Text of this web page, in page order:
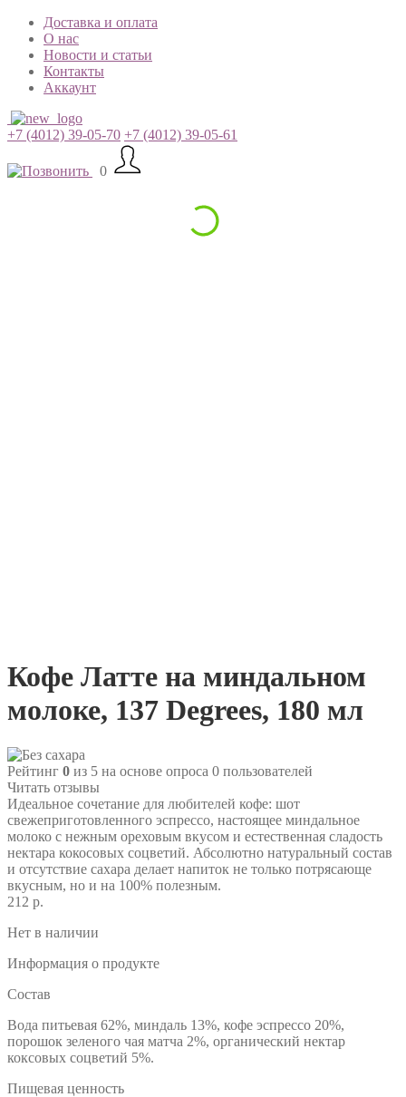
Доставка и оплата
О нас
Новости и статьи
Контакты
Аккаунт
+7 (4012) 39-05-70 +7 (4012) 39-05-61
0
Кофе Латте на миндальном
молоке, 137 Degrees, 180 мл
Рейтинг 0 из 5 на основе опроса 0 пользователей
Читать отзывы
Идеальное сочетание для любителей кофе: шот
свежеприготовленного эспрессо, настоящее миндальное
молоко с нежным ореховым вкусом и естественная сладость
нектара кокосовых соцветий. Абсолютно натуральный состав
и отсутствие сахара делает напиток не только потрясающе
вкусным, но и на 100% полезным.
212 р.
Нет в наличии
Информация о продукте
Состав
Вода питьевая 62%, миндаль 13%, кофе эспрессо 20%,
порошок зеленого чая матча 2%, органический нектар
коксовых соцветий 5%.
Пищевая ценность